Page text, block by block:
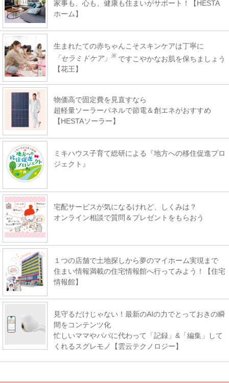
家事も、心も、健康も住まいがサポート！【HESTA
ホーム】
生まれたての赤ちゃんこそスキンケアは丁寧に
「セラミドケア」
※ ですこやかなお肌を保ちましょう
【花王】
物価高で固定費を見直すなら
超軽量ソーラーパネルで節電＆創エネがおすすめ
【HESTAソーラー】
ミキハウス子育て総研による『地方への移住促進プロ
ジェクト』
宅配サービスが気になるけれど、しくみは？
オンライン相談で質問＆プレゼントをもらおう
１つの店舗で土地探しから夢のマイホーム実現まで
住まい情報満載の住宅情報館へ行ってみよう！【住宅
情報館】
見守るだけじゃない！最新のAIの力でとっておきの瞬
間をコンテンツ化
忙しいママやパパに代わって「記録」&「編集」して
くれるスグレモノ【雲云テクノロジー】